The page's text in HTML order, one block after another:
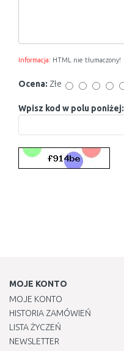
Informacja: HTML nie tłumaczony!
Ocena: Złe
Wpisz kod w polu poniżej:
MOJE KONTO
MOJE KONTO
HISTORIA ZAMÓWIEŃ
LISTA ŻYCZEŃ
NEWSLETTER